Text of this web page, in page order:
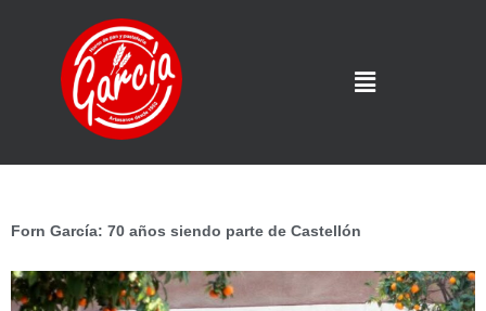
Forn García: 70 años siendo parte de Castellón